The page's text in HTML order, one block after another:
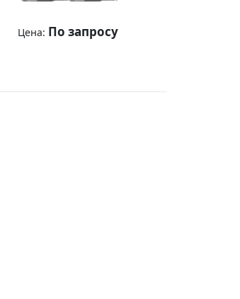
Цена: По запросу